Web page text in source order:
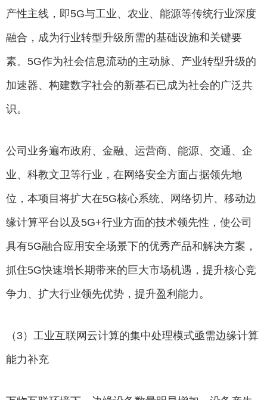
产性主线，即5G与工业、农业、能源等传统行业深度
融合，成为行业转型升级所需的基础设施和关键要
素。5G作为社会信息流动的主动脉、产业转型升级的
加速器、构建数字社会的新基石已成为社会的广泛共
识。
公司业务遍布政府、金融、运营商、能源、交通、企
业、科教文卫等行业，在网络安全方面占据领先地
位，本项目将扩大在5G核心系统、网络切片、移动边
缘计算平台以及5G+行业方面的技术领先性，使公司
具有5G融合应用安全场景下的优秀产品和解决方案，
抓住5G快速增长期带来的巨大市场机遇，提升核心竞
争力、扩大行业领先优势，提升盈利能力。
（3）工业互联网云计算的集中处理模式亟需边缘计算
能力补充